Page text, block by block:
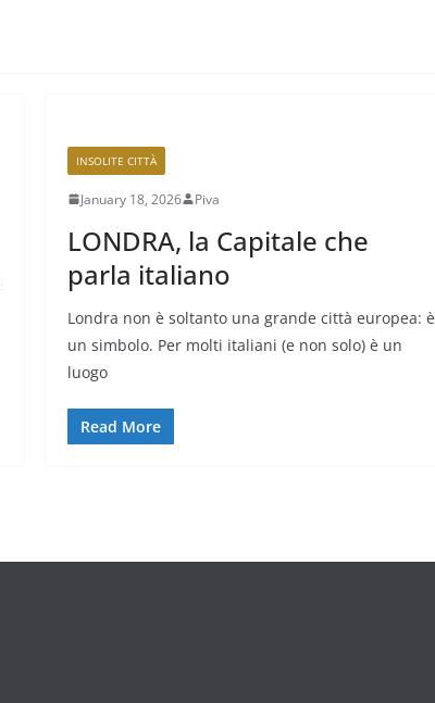
INSOLITE CITTÀ
January 18, 2026 Piva
LONDRA, la Capitale che
parla italiano
Londra non è soltanto una grande città europea: è
un simbolo. Per molti italiani (e non solo) è un
luogo
Read More